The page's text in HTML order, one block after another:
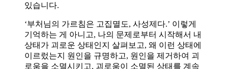
있습니다.
‘부처님의 가르침은 고집멸도, 사성제다.’ 이렇게
기억하는 게 아니고, 나의 문제로부터 시작해서 내
상태가 괴로운 상태인지 살펴보고, 왜 이런 상태에
이르렀는지 원인을 규명하고, 원인을 제거하여 괴
로움을 소멸시키고, 괴로움이 소멸된 상태를 계속